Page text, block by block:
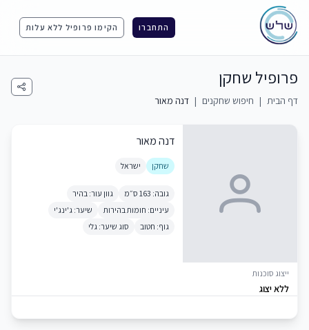
התחברו הקימו פרופיל ללא עלות
פרופיל שחקן
דף הבית | חיפוש שחקנים | דנה מאור
ייצוג סוכנות
ללא יצוג
דנה מאור
שחקן ישראל
גובה: 163 ס״מ
גוון עור: בהיר
עיניים: חומות בהירות
שיער: ג'ינג'י
גוף: חטוב
סוג שיער: גלי